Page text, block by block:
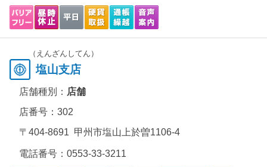
（えんざんしてん）
塩山支店
店舗種別： 店舗
店番号：302
〒404-8691 甲州市塩山上於曽1106-4
電話番号： 0553-33-3211